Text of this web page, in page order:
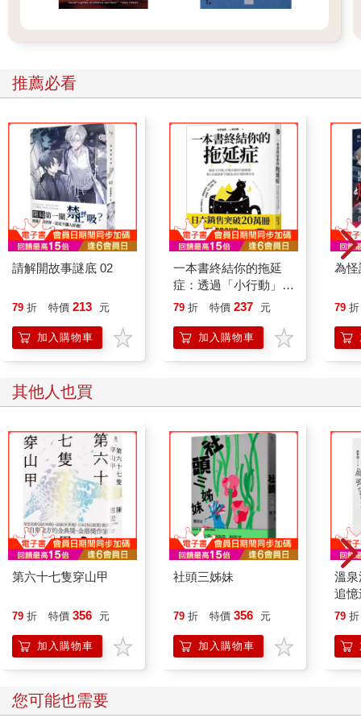
推薦必看
請解開故事謎底 02
79 折 特價 213 元
加入購物車
一本書終結你的拖延
症：透過「小行動」打
開大腦的行動開關，懶
的37個科學方法
79 折 特價 237 元
加入購物車
為怪
79 折
其他人也買
第六十七隻穿山甲
79 折 特價 356 元
加入購物車
社頭三姊妹
79 折 特價 356 元
加入購物車
溫
追
版)
79 折
您可能也需要